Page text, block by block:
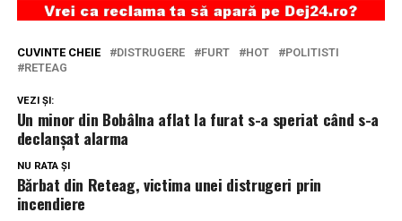
CUVINTE CHEIE DISTRUGERE FURT HOT
POLITISTI
RETEAG
VEZI ȘI:
Un minor din Bobâlna aflat la furat s-a speriat când s-a
declanșat alarma
NU RATA ȘI
Bărbat din Reteag, victima unei distrugeri prin
incendiere